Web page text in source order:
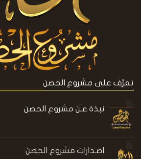
تعرّف على مشروع الحصن
نبذة عـن مشروع الحصن
اصـدارات مشروع الحصن